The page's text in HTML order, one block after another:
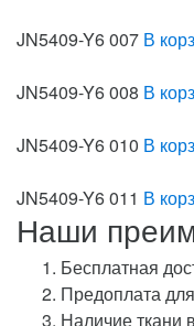
JN5409-Y6 007 В
JN5409-Y6 008 В
JN5409-Y6 010 В
JN5409-Y6 011 В
Наши
Бесплатная
Предоплата
Наличие ткани